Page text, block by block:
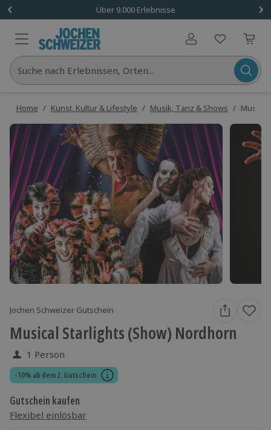
Über 9.000 Erlebnisse
Benutzerkonto
Suche nach Erlebnissen, Orten...
Home / Kunst, Kultur & Lifestyle / Musik, Tanz & Shows /
Jochen Schweizer Gutschein
Musical Starlights (Show) Nordhorn
1 Person
-10% ab dem 2. Gutschein
Gutschein kaufen
Flexibel einlösbar